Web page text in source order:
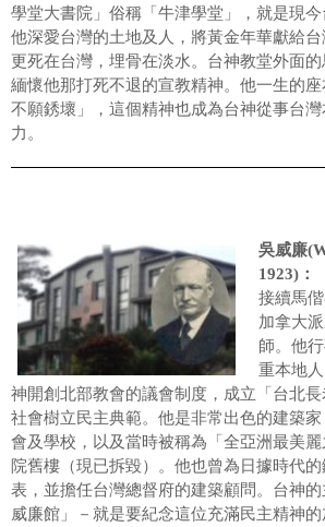
學堂大書院」俗稱「牛津學堂」，就是現今
他深愛台灣的土地及人，將黃金年華獻給
更死在台灣，埋骨在淡水。台神教堂外面
緬懷他那打死不退的宣教精神。他一生的座
不願銹壞」，這個精神也成為台神從事台
力。
吳威廉
1923)：
接續馬
加拿大
師。他
重本地
神開創北部教會的議會制度，成立「台北
社會樹立民主典範。他是非常出色的建築
會及學校，以及當時被稱為「全亞洲最美
院舊樓（現已拆毀）。他也曾為日據時代
表，並擔任台灣總督府的建築顧問。台神
威廉館」－就是要紀念這位充滿民主精神